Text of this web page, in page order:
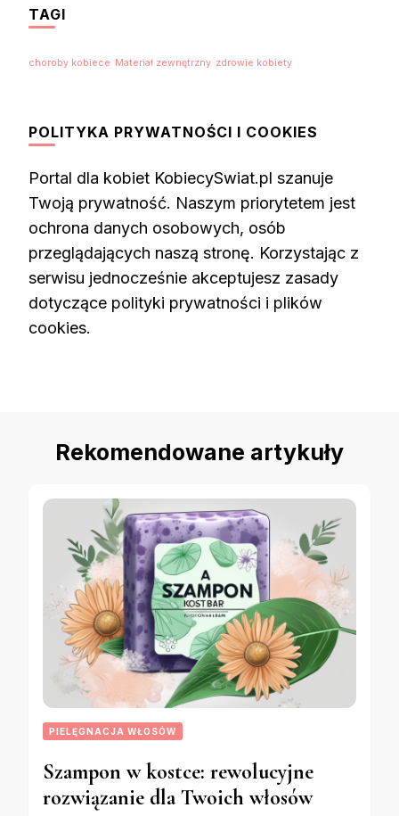
TAGI
choroby kobiece Materiał zewnętrzny zdrowie kobiety
POLITYKA PRYWATNOŚCI I COOKIES
Portal dla kobiet KobiecySwiat.pl szanuje
Twoją prywatność. Naszym priorytetem jest
ochrona danych osobowych, osób
przeglądających naszą stronę. Korzystając z
serwisu jednocześnie akceptujesz zasady
dotyczące polityki prywatności i plików
cookies.
Rekomendowane artykuły
PIELĘGNACJA WŁOSÓW
Szampon w kostce: rewolucyjne
rozwiązanie dla Twoich włosów